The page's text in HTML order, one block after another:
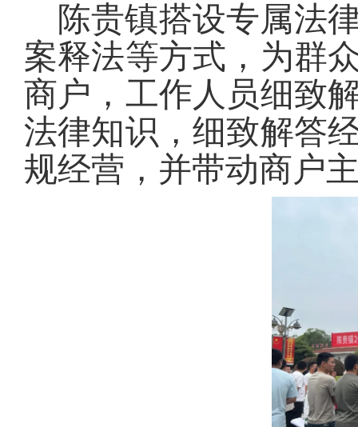
陈贵镇搭设专属法
案释法等方式，为群
商户，工作人员细致
法律知识，细致解答
规经营，并带动商户